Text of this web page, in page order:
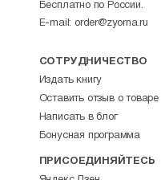
Бесплатно по России.
E-mail: order@zyorna.ru
СОТРУДНИЧЕСТВО
Издать книгу
Оставить отзыв о товаре
Написать в блог
Бонусная программа
ПРИСОЕДИНЯЙТЕСЬ